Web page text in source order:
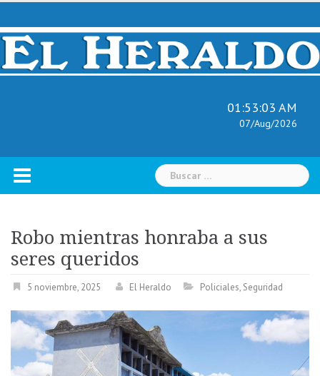
Skip
content
01:53:04 AM
07/Aug/2026
Buscar:
Robo mientras honraba a sus
seres queridos
5 noviembre, 2025 El Heraldo Policiales, Seguridad